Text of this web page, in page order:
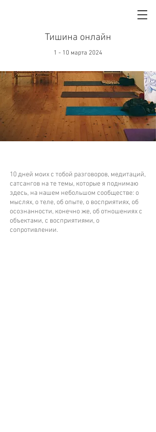
Тишина онлайн
1 - 10 марта 2024
10 дней моих с тобой разговоров, медитаций,
сатсангов на те темы, которые я поднимаю
здесь, на нашем небольшом сообществе: о
мыслях, о теле, об опыте, о восприятиях, об
осознанности, конечно же, об отношениях с
объектами, с восприятиями, о
сопротивлении.